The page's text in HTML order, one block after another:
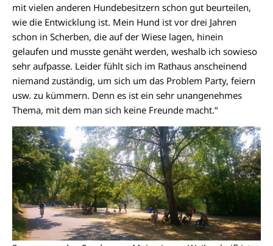
mit vielen anderen Hundebesitzern schon gut beurteilen,
wie die Entwicklung ist. Mein Hund ist vor drei Jahren
schon in Scherben, die auf der Wiese lagen, hinein
gelaufen und musste genäht werden, weshalb ich sowieso
sehr aufpasse. Leider fühlt sich im Rathaus anscheinend
niemand zuständig, um sich um das Problem Party, feiern
usw. zu kümmern. Denn es ist ein sehr unangenehmes
Thema, mit dem man sich keine Freunde macht.“